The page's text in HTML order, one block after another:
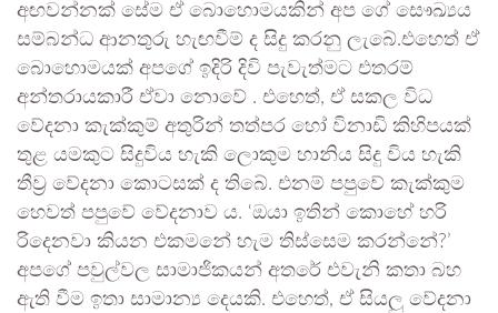
අඟවන්නක් සේම ඒ බොහොමයකින් අප ගේ සෞඛ්‍යය
සම්බන්ධ ආනතුරු හැඟවීම් ද සිදු කරනු ලැබේ.එහෙත් ඒ
බොහොමයක් අපගේ ඉදිරි දිවි පැවැත්මට එතරම්
අන්තරායකාරී ඒවා නොවේ . එහෙත්, ඒ සකල විධ
වේදනා කැක්කුම් අතුරින් තත්පර හෝ විනාඩි කිහිපයක්
තුළ යමකුට සිදුවිය හැකි ලොකුම හානිය සිදු විය හැකි
තීව්‍ර වේදනා කොටසක් ද තිබේ. එනම් පපුවේ කැක්කුම
හෙවත් පපුවේ වේදනාව ය. ‘ඔයා ඉතින් කොහේ හරි
රිදෙනවා කියන එකමනේ හැම තිස්සෙම කරන්නේ?’
අපගේ පවුල්වල සාමාජිකයන් අතරේ එවැනි කතා බහ
ඇති වීම ඉතා සාමාන්‍ය දෙයකි. එහෙත්, ඒ සියලු වේදනා